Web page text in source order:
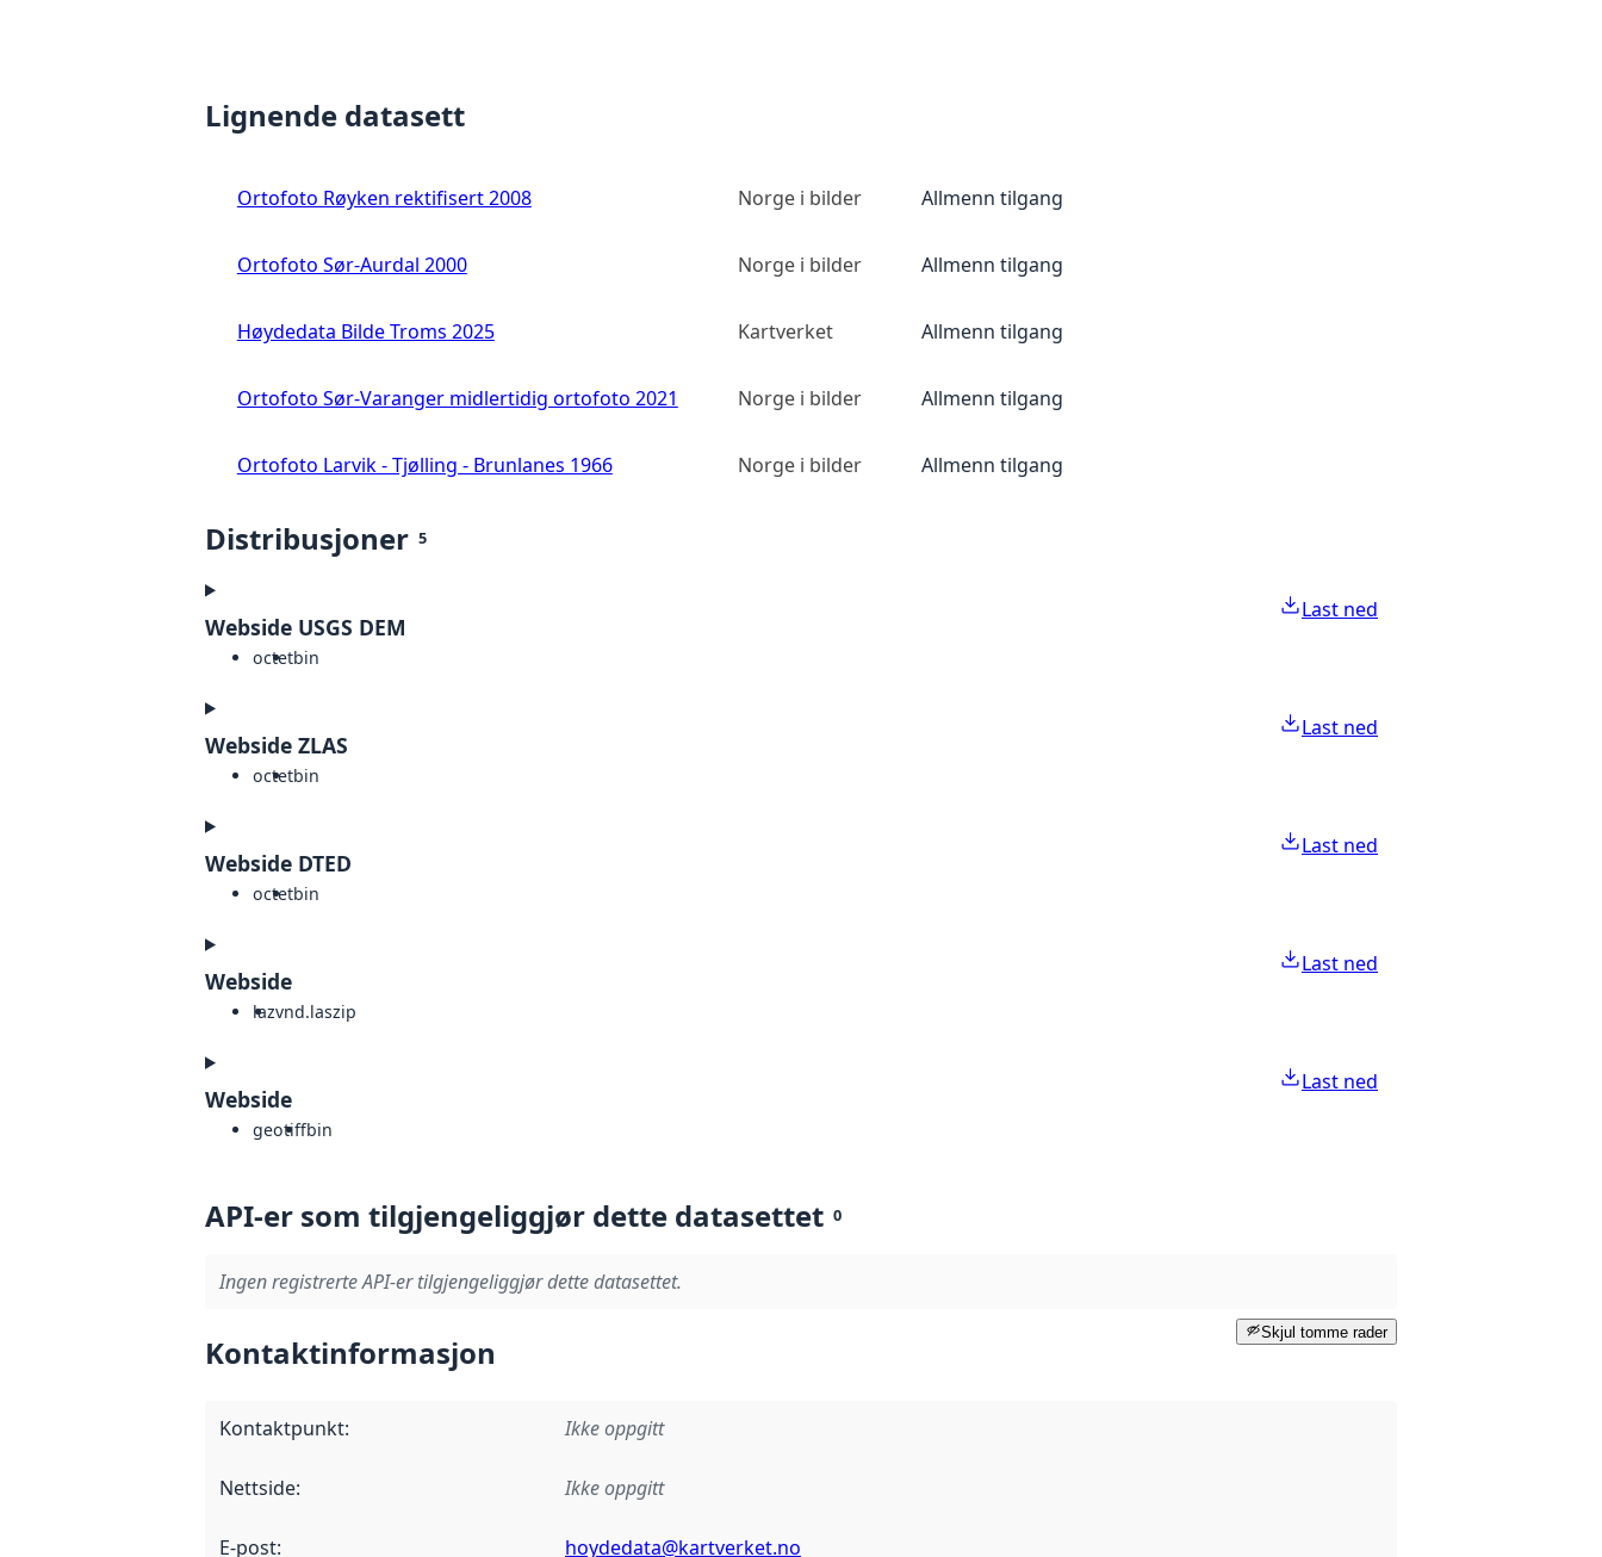
Lignende datasett
Ortofoto Røyken rektifisert 2008 Norge i bilder Allmenn tilgang
Ortofoto Sør-Aurdal 2000 Norge i bilder Allmenn tilgang
Høydedata Bilde Troms 2025 Kartverket Allmenn tilgang
Ortofoto Sør-Varanger midlertidig ortofoto 2021 Norge i bilder Allmenn tilgang
Ortofoto Larvik - Tjølling - Brunlanes 1966 Norge i bilder Allmenn tilgang
Distribusjoner 5
Webside USGS DEM
octetbin
Last ned
Webside ZLAS
octetbin
Last ned
Webside DTED
octetbin
Last ned
Webside
lazvnd.laszip
Last ned
Webside
geotiffbin
Last ned
API-er som tilgjengeliggjør dette datasettet 0
Ingen registrerte API-er tilgjengeliggjør dette datasettet.
Skjul tomme rader
Kontaktinformasjon
Kontaktpunkt: Ikke oppgitt
Nettside: Ikke oppgitt
E-post: hoydedata@kartverket.no